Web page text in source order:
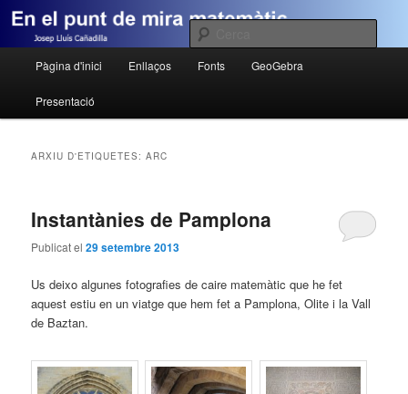
En el punt de mira matemàtic
Josep Lluís Cañadilla
Aneu
al
Aneu
al
Pàgina d'inici Enllaços Fonts GeoGebra
Presentació
ARXIU D'ETIQUETES:ARC
Instantànies de Pamplona
Publicat el29 setembre 2013
Us deixo algunes fotografies de caire matemàtic que he fet
aquest estiu en un viatge que hem fet a Pamplona, Olite i la Vall
de Baztan.